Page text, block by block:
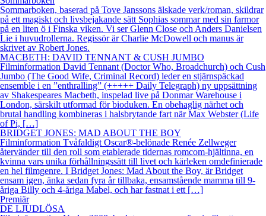
Sommarboken, baserad på Tove Janssons älskade verk/roman, skildrar
på ett magiskt och livsbejakande sätt Sophias sommar med sin farmor
på en liten ö i Finska viken. Vi ser Glenn Close och Anders Danielsen
Lie i huvudrollerna. Regissör är Charlie McDowell och manus är
skrivet av Robert Jones.
MACBETH: DAVID TENNANT & CUSH JUMBO
Filminformation David Tennant (Doctor Who, Broadchurch) och Cush
Jumbo (The Good Wife, Criminal Record) leder en stjärnspäckad
ensemble i en ”enthralling” (+++++ Daily Telegraph) ny uppsättning
av Shakespeares Macbeth, inspelad live på Donmar Warehouse i
London, särskilt utformad för bioduken. En obehaglig närhet och
brutal handling kombineras i halsbrytande fart när Max Webster (Life
of Pi, […]
BRIDGET JONES: MAD ABOUT THE BOY
Filminformation Tvåfaldigt Oscar®-belönade Renée Zellweger
återvänder till den roll som etablerade tidernas romcom-hjältinna, en
kvinna vars unika förhållningssätt till livet och kärleken omdefinierade
en hel filmgenre. I Bridget Jones: Mad About the Boy, är Bridget
ensam igen, änka sedan fyra år tillbaka, ensamstående mamma till 9-
åriga Billy och 4-åriga Mabel, och har fastnat i ett […]
Premiär
DE LJUDLÖSA